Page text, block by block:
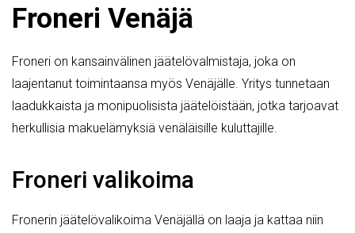
Froneri Venäjä
Froneri on kansainvälinen jäätelövalmistaja, joka on
laajentanut toimintaansa myös Venäjälle. Yritys tunnetaan
laadukkaista ja monipuolisista jäätelöistään, jotka tarjoavat
herkullisia makuelämyksiä venäläisille kuluttajille.
Froneri valikoima
Fronerin jäätelövalikoima Venäjällä on laaja ja kattaa niin